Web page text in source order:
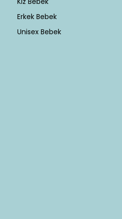
Erkek Bebek
Unisex Bebek